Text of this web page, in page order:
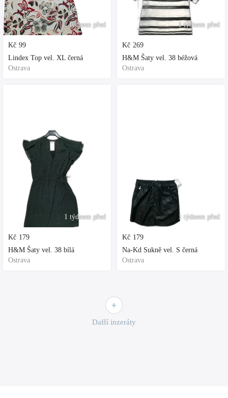
1 týdnem před
Kč 99
Lindex Top vel. XL černá
Ostrava
1 týdnem před
Kč 179
H&M Šaty vel. 38 bílá
Ostrava
1 týdnem před
Kč 269
H&M Šaty vel. 38 béžová
Ostrava
1 týdnem před
Kč 179
Na-Kd Sukně vel. S černá
Ostrava
Další inzeráty